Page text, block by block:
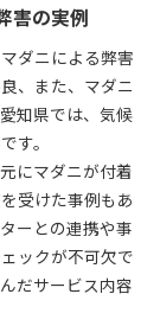
害の実例
ダニによる弊害
、また、マダニ
知県では、気候
す。
にマダニが付着
受けた事例もあ
ーとの連携や事
ックが不可欠で
だサービス内容